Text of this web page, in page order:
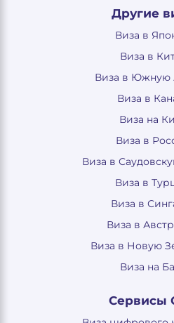
Другие
Виза в
Виза в
Виза в Южную
Виза в
Виза на
Виза в
Виза в
Виза в
Виза в
Виза в
Виза в Новую
Виза на
Сервисы